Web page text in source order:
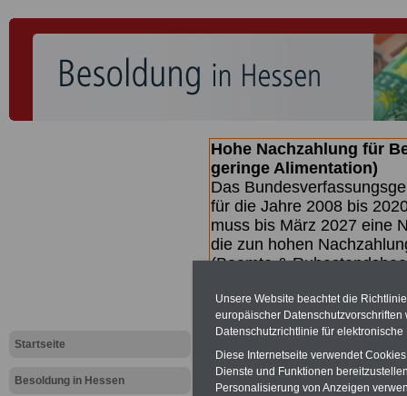
Startseite
Besoldung in Hessen
Hohe Nachzahlung für
geringe Alimentation)
Das
für die Jahre 2008 bis
muss bis März 2027 eine
die zun hohen
(Beamte &
mind.3.000 und 13.000
hierzu eine Broschüre
des Gesetzentwurfs der
(wahrscheinlich im
Broschüre.
Unsere Website beachtet die
europäischer
Datenschutzrichtlinie für
Diese Internetseite verwendet
Dienste und Funktionen
Personalisierung von Anzeigen